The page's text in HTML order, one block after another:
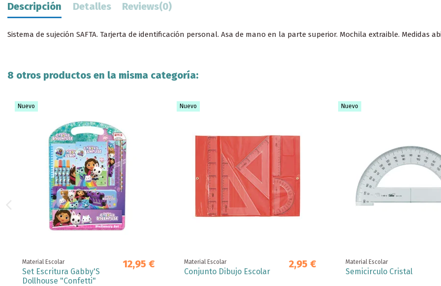
Descripción Detalles Reviews(0)
Sistema de sujeción SAFTA. Tarjerta de identificación personal. Asa de mano en la parte superior. Mochila extraible. Medidas
8 otros productos en la misma categoría:
Nuevo
Material Escolar
Set Escritura Gabby'S
Dollhouse "Confetti"
12,95 €
Nuevo
Material Escolar
Conjunto Dibujo Escolar
2,95 €
Nuevo
Material Escolar
Semicirculo Cristal